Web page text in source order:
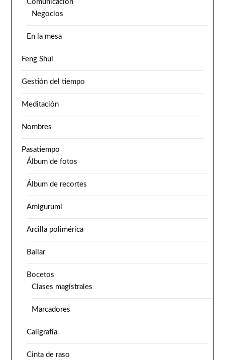
Comunicación
Negocios
En la mesa
Feng Shui
Gestión del tiempo
Meditación
Nombres
Pasatiempo
Álbum de fotos
Álbum de recortes
Amigurumi
Arcilla polimérica
Bailar
Bocetos
Clases magistrales
Marcadores
Caligrafía
Cinta de raso